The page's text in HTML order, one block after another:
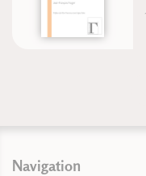
Navigation